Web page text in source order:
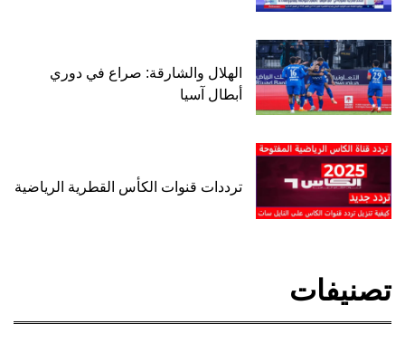
الهلال والشارقة: صراع في دوري
أبطال آسيا
ترددات قنوات الكأس القطرية الرياضية
تصنيفات